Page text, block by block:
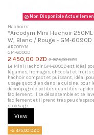
Non Disponible
Hachoirs
*Arcodym Mini Hachoir 250ML
W, Blanc / Rouge - GM-6090D
ARCODYM
GM-6090D
2 450,00 DZD 2 975,00 DZD
Le Mini Hachoir GM-6090D est idéal
légumes, fromages, chocolat et fruits
hachoir compact et puissant, idéal
usage quotidien dans la cuisine, pour
découpage de petites quantités
facilement. Il se désassemble et se
facilement et il prend très peu
stockage.
View
-2 475,00 DZD